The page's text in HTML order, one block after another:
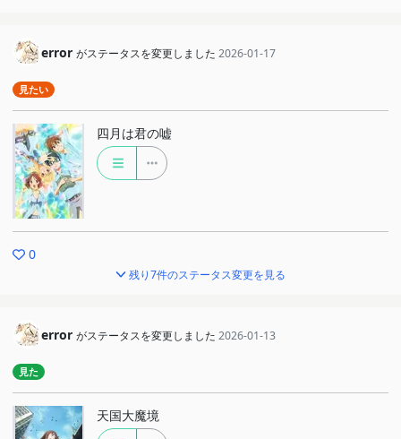
error がステータスを変更しました 2026-01-17
見たい
四月は君の嘘
0
残り7件のステータス変更を見る
error がステータスを変更しました 2026-01-13
見た
天国大魔境